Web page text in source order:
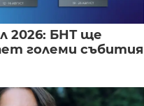
2026: БНТ ще
големи събития